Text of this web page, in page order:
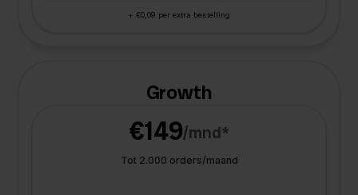
+ €0,09 per extra bestelling
Growth
€149/mnd*
Tot 2.000 orders/maand